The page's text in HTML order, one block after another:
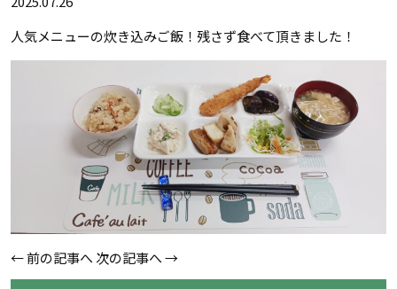
人気メニューの炊き込みご飯！残さず食べて頂きました！
←前の記事へ 次の記事へ→